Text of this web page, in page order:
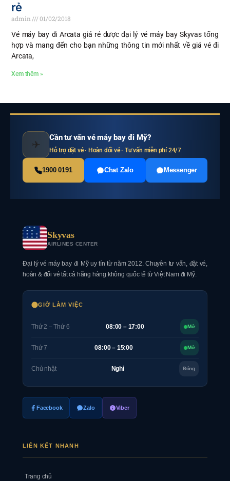
rẻ
admin
01/02/2018
Vé máy bay đi Arcata giá rẻ được đại lý vé máy bay Skyvas tổng
hợp và mang đến cho bạn những thông tin mới nhất về giá vé đi
Arcata,
Xem thêm »
✈
Cần tư vấn vé máy bay đi Mỹ?
Hỗ trợ đặt vé · Hoàn đổi vé · Tư vấn miễn phí 24/7
1900 0191 Chat Zalo Messenger
Skyvas
AIRLINES CENTER
Đại lý vé máy bay đi Mỹ uy tín từ năm 2012. Chuyên tư vấn, đặt vé,
hoàn & đổi vé tất cả hãng hàng không quốc tế từ Việt Nam đi Mỹ.
GIỜ LÀM VIỆC
Thứ 2 – Thứ 6 08:00 – 17:00 Mở
Thứ 7 08:00 – 15:00 Mở
Chủ nhật Nghỉ Đóng
Facebook Zalo Viber
LIÊN KẾT NHANH
Trang chủ